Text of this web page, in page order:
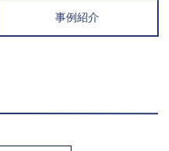
事例紹介